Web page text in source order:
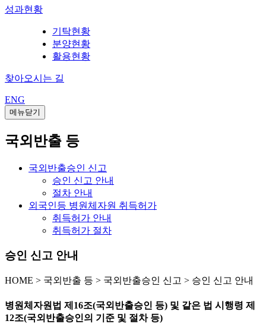
성과현황
기탁현황
분양현황
활용현황
찾아오시는 길
ENG
메뉴닫기
국외반출 등
국외반출승인 신고
승인 신고 안내
절차 안내
외국인등 병원체자원 취득허가
취득허가 안내
취득허가 절차
승인 신고 안내
HOME > 국외반출 등 > 국외반출승인 신고 > 승인 신고 안내
병원체자원법 제16조(국외반출승인 등) 및 같은 법 시행령 제
12조(국외반출승인의 기준 및 절차 등)